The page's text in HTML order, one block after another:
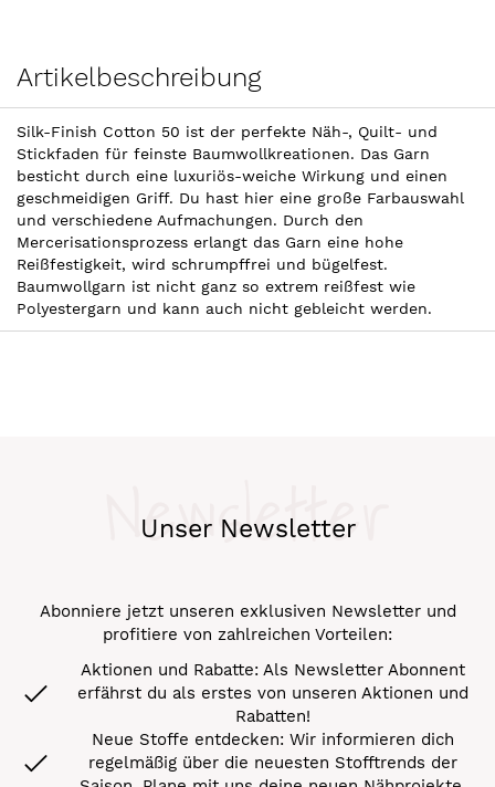
Artikelbeschreibung
Silk-Finish Cotton 50 ist der perfekte Näh-, Quilt- und
Stickfaden für feinste Baumwollkreationen. Das Garn
besticht durch eine luxuriös-weiche Wirkung und einen
geschmeidigen Griff. Du hast hier eine große Farbauswahl
und verschiedene Aufmachungen. Durch den
Mercerisationsprozess erlangt das Garn eine hohe
Reißfestigkeit, wird schrumpffrei und bügelfest.
Baumwollgarn ist nicht ganz so extrem reißfest wie
Polyestergarn und kann auch nicht gebleicht werden.
Unser Newsletter
Newsletter
Abonniere jetzt unseren exklusiven Newsletter und
profitiere von zahlreichen Vorteilen:
Aktionen und Rabatte: Als Newsletter Abonnent
erfährst du als erstes von unseren Aktionen und
Rabatten!
Neue Stoffe entdecken: Wir informieren dich
regelmäßig über die neuesten Stofftrends der